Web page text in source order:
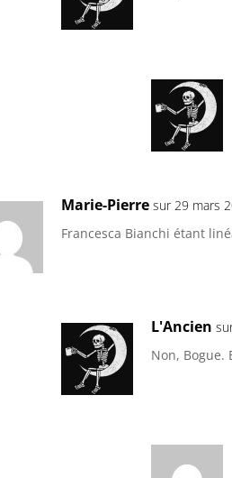
Marie-Pierre sur 29 mars
Francesca Bianchi étant
L'Ancien
Non, Bogue.